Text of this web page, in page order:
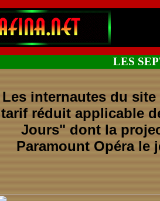
LES
Les internautes du
tarif réduit applicable
Jours" dont la
Paramount Opéra le